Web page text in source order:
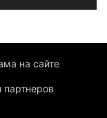
на сайте
партнеров